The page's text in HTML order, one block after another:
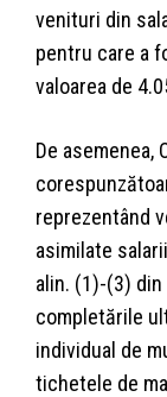
venituri din
pentru care a
valoarea de
De asemenea,
reprezentând
asimilate
alin. (1)-(3)
completările
individual de
tichetele de